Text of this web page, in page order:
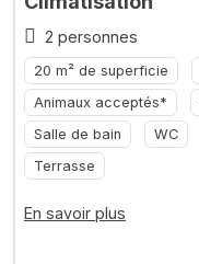
2 personnes
20 m² de superficie
Animaux acceptés*
Salle de bain
WC
Terrasse
En savoir plus